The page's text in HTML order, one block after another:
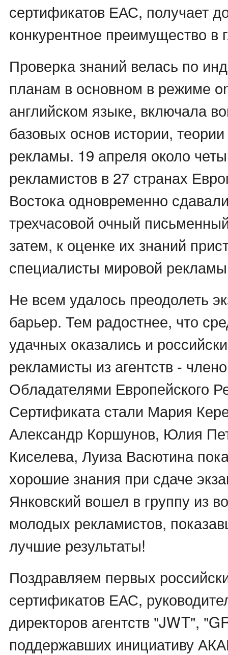
сертификатов ЕАС, получает
конкурентное преимущество в
Проверка знаний велась по
планам в основном в режиме
английском языке, включала
базовых основ истории,
рекламы. 19 апреля около
рекламистов в 27 странах
Востока одновременно
трехчасовой очный
затем, к оценке их знаний
специалисты мировой
Не всем удалось преодолеть
барьер. Тем радостнее, что
удачных оказались и
рекламисты из агентств -
Обладателями Европейского
Сертификата стали Мария
Александр Коршунов, Юлия
Киселева, Луиза Васютина
хорошие знания при сдаче
Янковский вошел в группу из
молодых рекламистов,
лучшие результаты!
Поздравляем первых
сертификатов ЕАС,
директоров агентств "JWT",
поддержавших инициативу